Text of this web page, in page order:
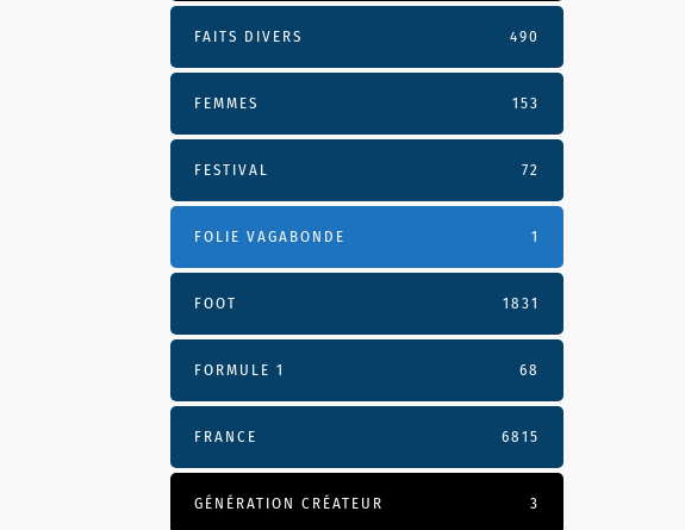
FAITS DIVERS 490
FEMMES 153
FESTIVAL 72
FOLIE VAGABONDE 1
FOOT 1831
FORMULE 1 68
FRANCE 6815
GÉNÉRATION CRÉATEUR 3